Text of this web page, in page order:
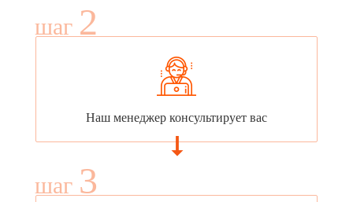
шаг 2
Наш менеджер консультирует вас
шаг 3